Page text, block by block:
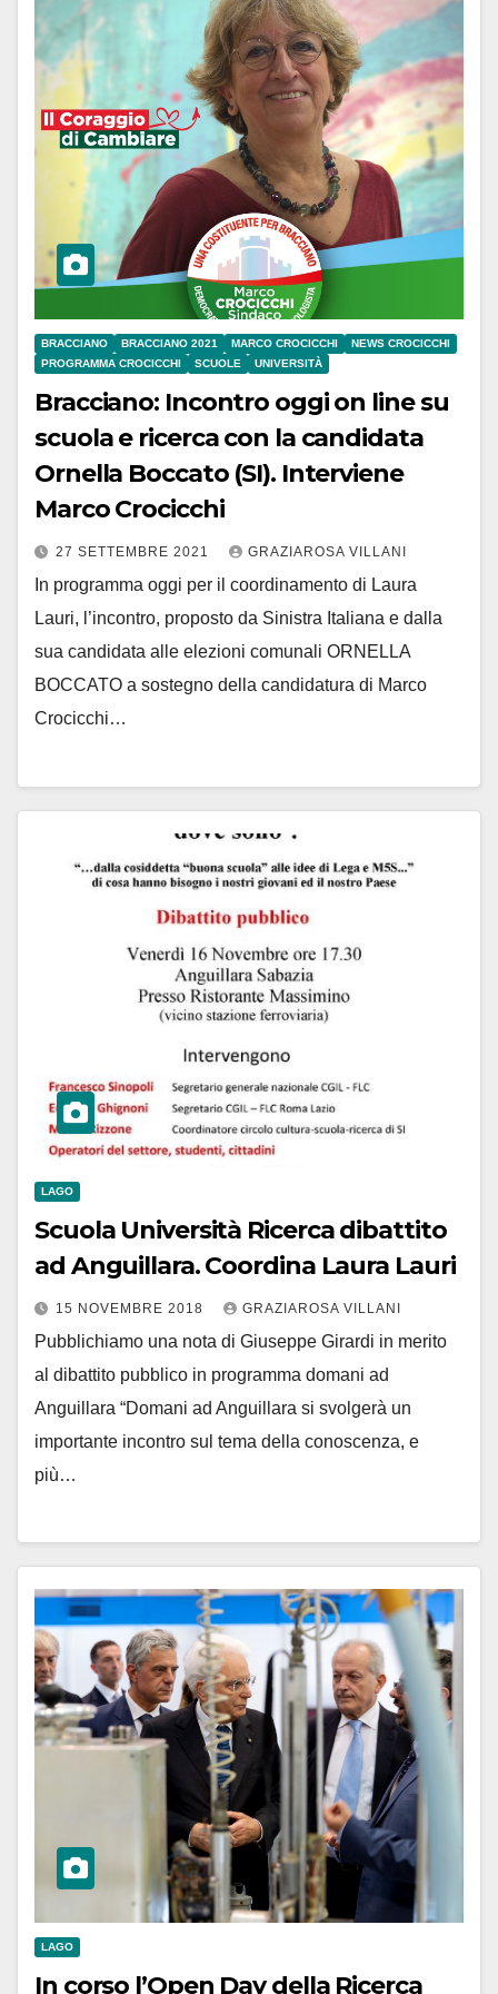
BRACCIANO BRACCIANO 2021 MARCO CROCICCHI
NEWS CROCICCHI
PROGRAMMA CROCICCHI
SCUOLE UNIVERSITÀ
Bracciano: Incontro oggi on line su
scuola e ricerca con la candidata
Ornella Boccato (SI). Interviene
Marco Crocicchi
27 SETTEMBRE 2021 GRAZIAROSA VILLANI
In programma oggi per il coordinamento di Laura
Lauri, l’incontro, proposto da Sinistra Italiana e dalla
sua candidata alle elezioni comunali ORNELLA
BOCCATO a sostegno della candidatura di Marco
Crocicchi…
LAGO
Scuola Università Ricerca dibattito
ad Anguillara. Coordina Laura Lauri
15 NOVEMBRE 2018 GRAZIAROSA VILLANI
Pubblichiamo una nota di Giuseppe Girardi in merito
al dibattito pubblico in programma domani ad
Anguillara “Domani ad Anguillara si svolgerà un
importante incontro sul tema della conoscenza, e
più…
LAGO
In corso l’Open Day della Ricerca